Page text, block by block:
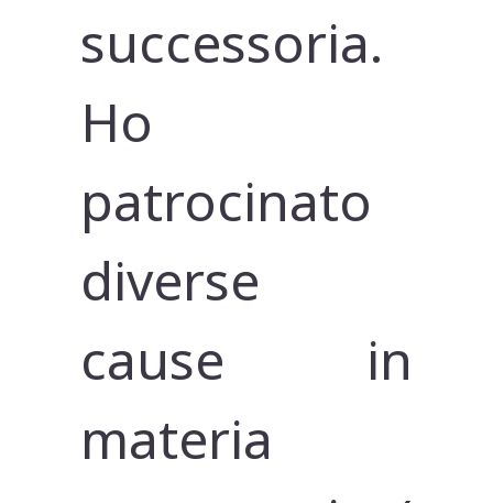
successoria.
Ho
patrocinato
diverse
cause in
materia